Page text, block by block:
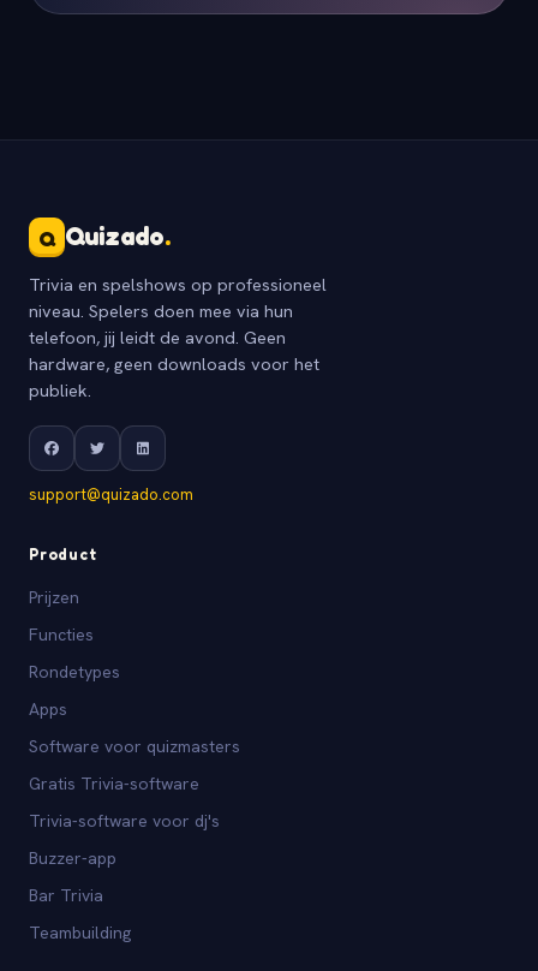
Q Quizado.
Trivia en spelshows op professioneel
niveau. Spelers doen mee via hun
telefoon, jij leidt de avond. Geen
hardware, geen downloads voor het
publiek.
support@quizado.com
Product
Prijzen
Functies
Rondetypes
Apps
Software voor quizmasters
Gratis Trivia-software
Trivia-software voor dj's
Buzzer-app
Bar Trivia
Teambuilding